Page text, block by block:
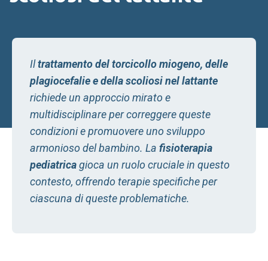
Iltrattamento del torcicollo miogeno, delle
plagiocefalie e della scoliosi nel lattante
richiede un approccio mirato e
multidisciplinare per correggere queste
condizioni e promuovere uno sviluppo
armonioso del bambino. La fisioterapia
pediatricagioca un ruolo cruciale in questo
contesto, offrendo terapie specifiche per
ciascuna di queste problematiche.